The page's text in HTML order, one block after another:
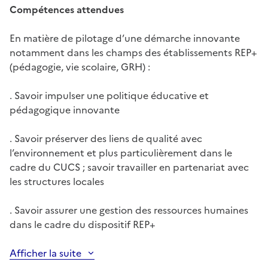
Compétences attendues
En matière de pilotage d’une démarche innovante
notamment dans les champs des établissements REP+
(pédagogie, vie scolaire, GRH) :
. Savoir impulser une politique éducative et
pédagogique innovante
. Savoir préserver des liens de qualité avec
l’environnement et plus particulièrement dans le
cadre du CUCS ; savoir travailler en partenariat avec
les structures locales
. Savoir assurer une gestion des ressources humaines
dans le cadre du dispositif REP+
Afficher la suite